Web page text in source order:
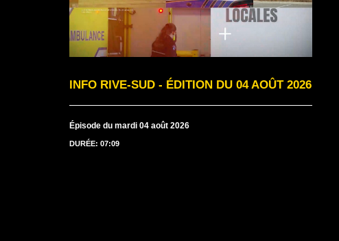
INFO RIVE-SUD - ÉDITION DU 04 AOÛT 2026
Épisode du mardi 04 août 2026
DURÉE: 07:09